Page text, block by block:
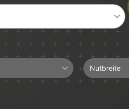
Nutbreite